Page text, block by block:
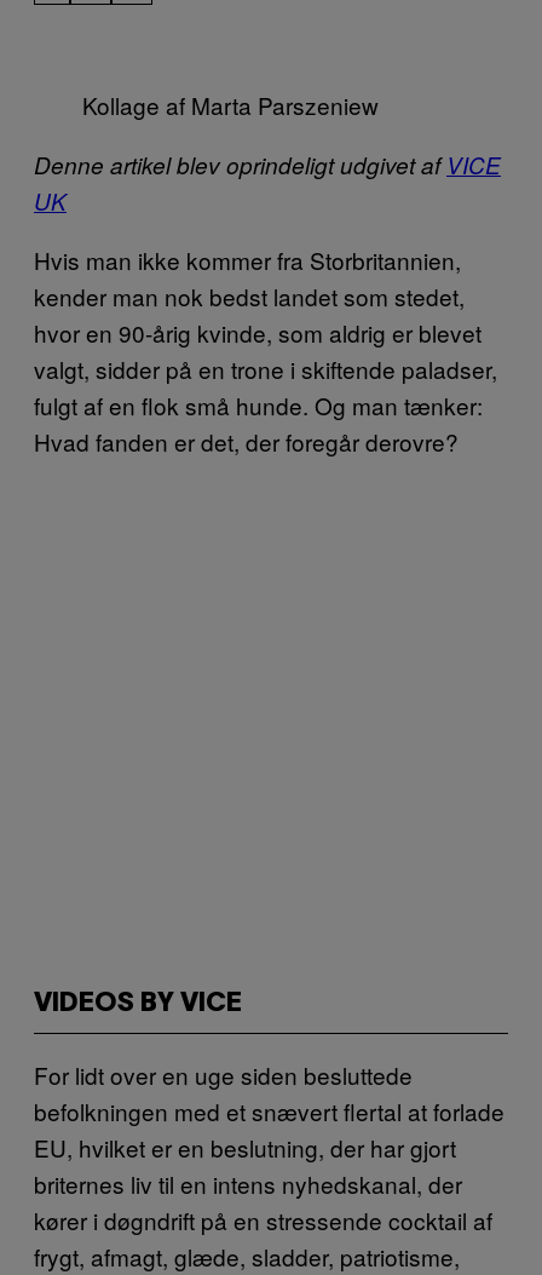
Kollage af Marta Parszeniew
Denne artikel blev oprindeligt udgivet afVICE
UK
Hvis man ikke kommer fra Storbritannien,
kender man nok bedst landet som stedet,
hvor en 90-årig kvinde, som aldrig er blevet
valgt, sidder på en trone i skiftende paladser,
fulgt af en flok små hunde. Og man tænker:
Hvad fanden er det, der foregår derovre?
VIDEOS BY VICE
For lidt over en uge siden besluttede
befolkningen med et snævert flertal at forlade
EU, hvilket er en beslutning, der har gjort
briternes liv til en intens nyhedskanal, der
kører i døgndrift på en stressende cocktail af
frygt, afmagt, glæde, sladder, patriotisme,